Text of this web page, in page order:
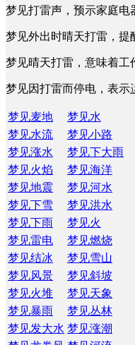
梦见打雷声，预示家庭电
梦见外出时晴天打雷，提
梦见晴天打雷，意味着工
梦见因打雷而停电，表示
梦见麦地
梦见水
梦见水流
梦见小路
梦见涨水
梦见下大雨
梦见火焰
梦见海洋
梦见地震
梦见河水
梦见下雪
梦见洪水
梦见下雨
梦见火
梦见雷电
梦见燃烧
梦见结冰
梦见雪山
梦见风景
梦见斜坡
梦见火堆
梦见天象
梦见暴雨
梦见丛林
梦见发大水 梦见涨潮